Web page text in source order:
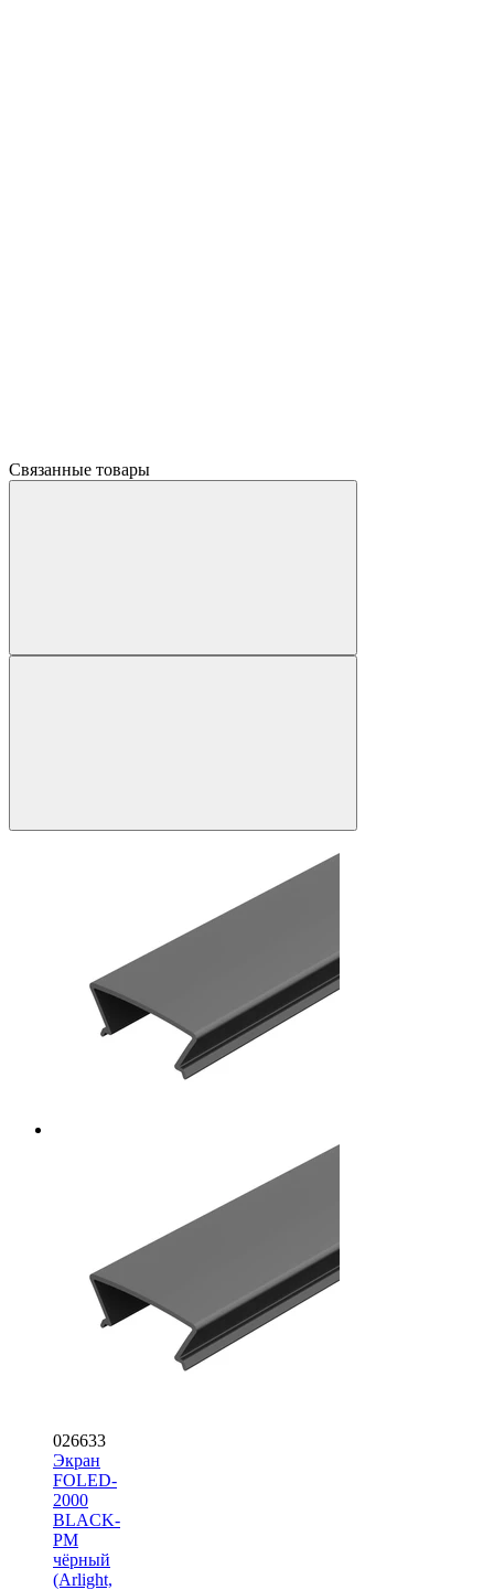
Связанные товары
026633
Экран
FOLED-
2000
BLACK-
PM
чёрный
(Arlight,